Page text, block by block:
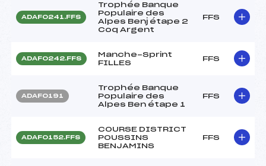
ADAF0241.FFS
Trophée Banque
Populaire des
Alpes Benj étape 2
Coq Argent
FFS
ADAF0242.FFS
Manche-Sprint
FILLES
FFS
ADAF0191
Trophée Banque
Populaire des
Alpes Ben étape 1
FFS
ADAF0152.FFS
COURSE DISTRICT
POUSSINS
BENJAMINS
FFS